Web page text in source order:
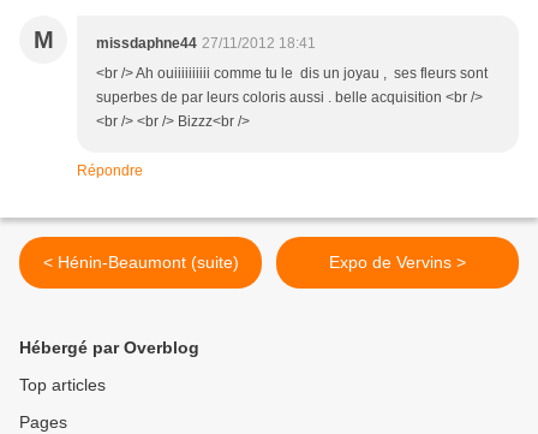
M missdaphne44 27/11/2012 18:41
<br /> Ah ouiiiiiiiiii comme tu le dis un joyau , ses fleurs sont
superbes de par leurs coloris aussi . belle acquisition <br />
<br /> <br /> Bizzz<br />
Répondre
< Hénin-Beaumont (suite) Expo de Vervins >
Hébergé par Overblog
Top articles
Pages